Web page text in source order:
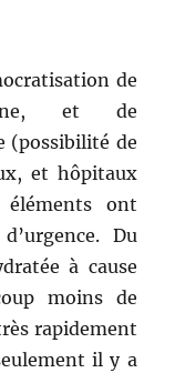
de
et de
(possibilité de
et hôpitaux
éléments ont
Du
à cause
moins de
rapidement
il y a